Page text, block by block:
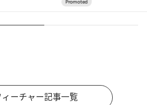
ィーチャー記事一覧